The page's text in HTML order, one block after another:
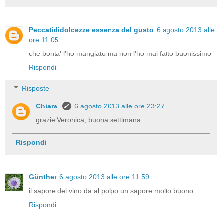
Peccatididolcezze essenza del gusto 6 agosto 2013 alle
ore 11:05
che bonta' l'ho mangiato ma non l'ho mai fatto buonissimo
Rispondi
Risposte
Chiara
6 agosto 2013 alle ore 23:27
grazie Veronica, buona settimana...
Rispondi
Günther 6 agosto 2013 alle ore 11:59
il sapore del vino da al polpo un sapore molto buono
Rispondi